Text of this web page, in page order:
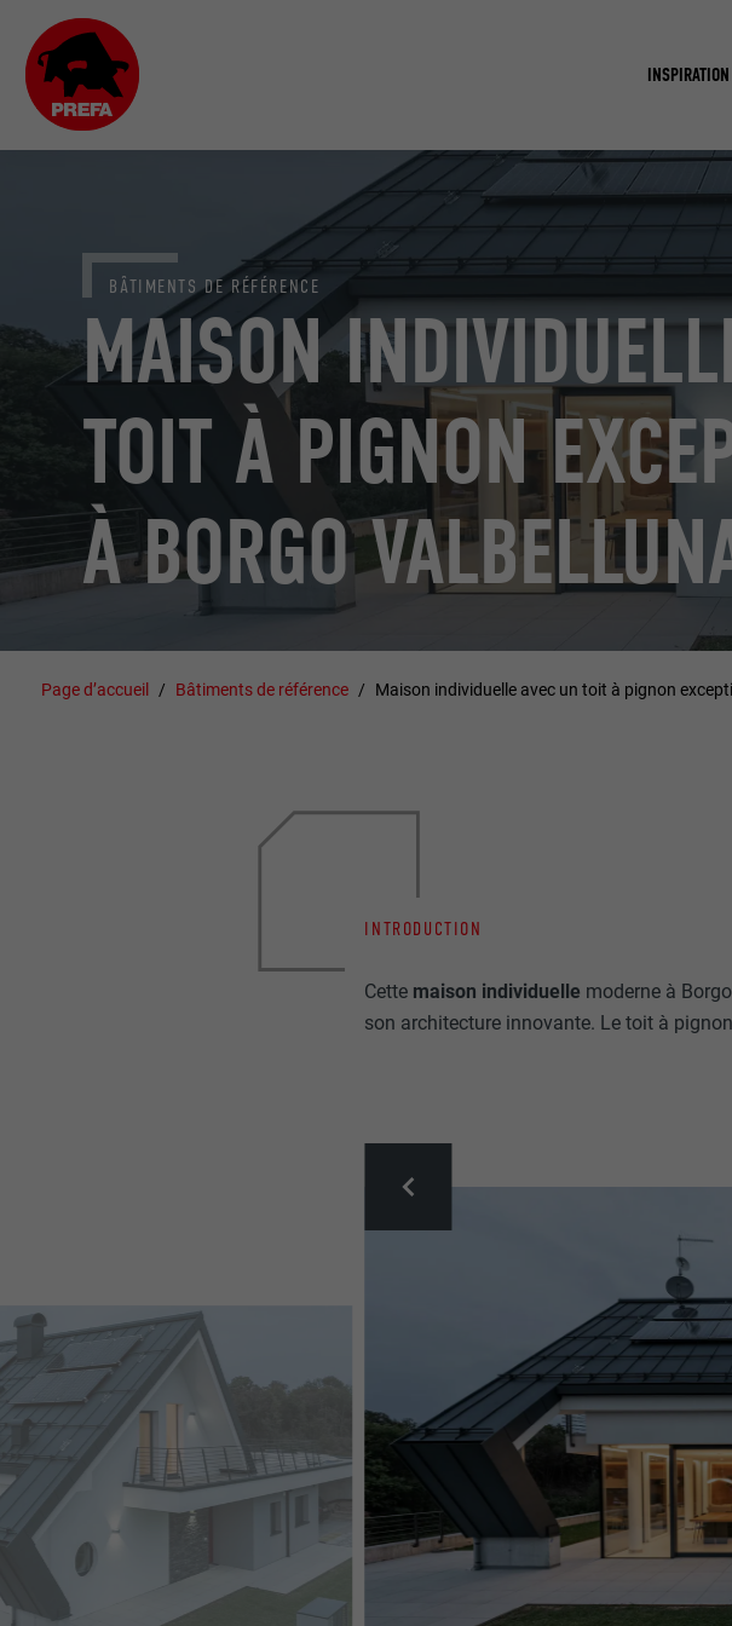
INSPIRATION
MAISON
TOIT À PIGNON
À BORGO
BÂTIMENTS DE RÉFÉRENCE
Page d’accueil Bâtiments de référence Maison individuelle avec un toit à pignon
INTRODUCTION
Cette maison individuelle moderne à
son architecture innovante. Le toit à